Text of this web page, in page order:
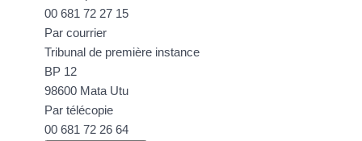
00 681 72 27 15
Par courrier
Tribunal de première instance
BP 12
98600 Mata Utu
Par télécopie
00 681 72 26 64